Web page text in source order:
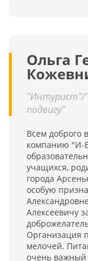
Ольга
"Интурист"/
подвигу"
Всем доброго
компанию "И-
учащихся,
города
особую
Алексеевичу
Организация
мелочей.
очень важный